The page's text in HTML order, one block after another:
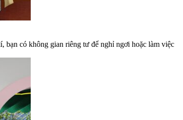
bạn có không gian riêng tư để nghỉ ngơi hoặc làm việc